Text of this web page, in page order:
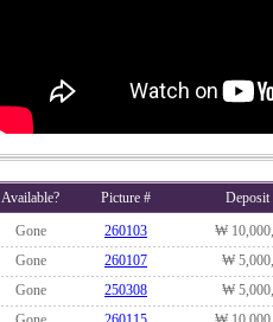
Available? Picture #
Deposit
Gone 260103
₩
Gone 260107
₩
Gone 250308
₩